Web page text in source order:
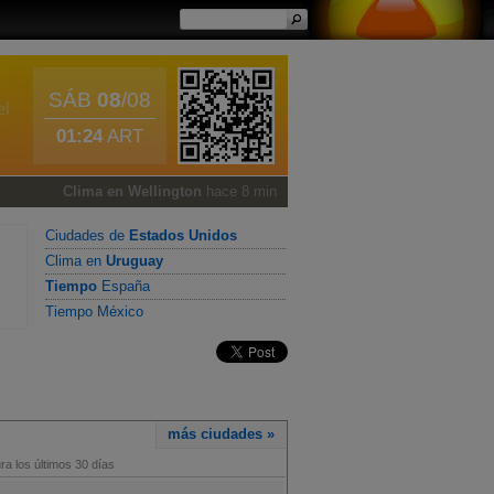
SÁB 08/08
01:24ART
Clima en Wellington hace 8 min
Ciudades de Estados Unidos
Clima en Uruguay
Tiempo España
Tiempo México
más ciudades »
los últimos 30 días